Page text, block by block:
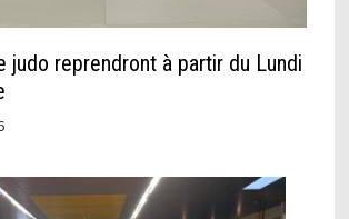
judo reprendront à partir du Lundi